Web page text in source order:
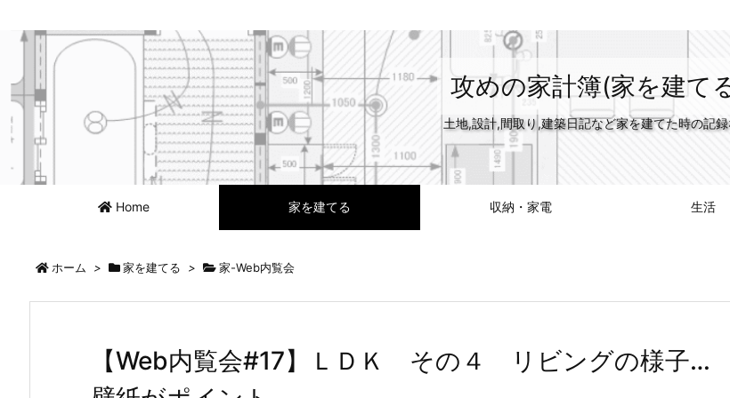
攻めの家計簿(家を建て
土地,設計,間取り,建築日記など家を建てた時の記
Home 家を建てる 収納・家電 生活
ホーム > 家を建てる > 家-Web内覧会
【Web内覧会#17】ＬＤＫ その４ リビングの様子…